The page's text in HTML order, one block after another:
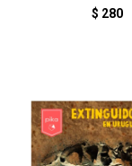
COLORES
$ 280